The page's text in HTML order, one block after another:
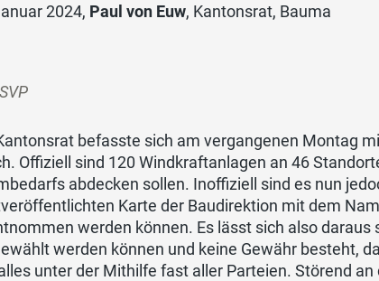
2024, Paul von Euw, Kantonsrat, Bauma
befasste sich am vergangenen Montag
Offiziell sind 120 Windkraftanlagen an 46
abdecken sollen. Inoffiziell sind es nun
Karte der Baudirektion mit dem
werden können. Es lässt sich also
werden können und keine Gewähr besteht,
unter der Mithilfe fast aller Parteien. Störend